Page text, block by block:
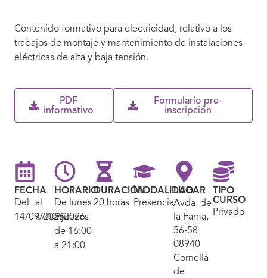
Contenido formativo para electricidad, relativo a los
trabajos de montaje y mantenimiento de instalaciones
eléctricas de alta y baja tensión.
PDF
informativo
Formulario pre-
inscripción
FECHA
Del
14/09/2026
al
17/09/2026
HORARIO
De lunes
a jueves
de 16:00
a 21:00
DURACIÓN
20 horas
MODALIDAD
Presencial
LUGAR
Avda. de
la Fama,
56-58
08940
Cornellà
de
TIPO
CURSO
Privado